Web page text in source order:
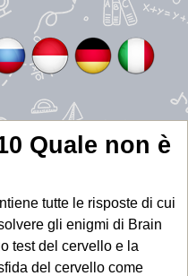
Quale non è
tutte le risposte di cui
gli enigmi di Brain
test del cervello e la
del cervello come